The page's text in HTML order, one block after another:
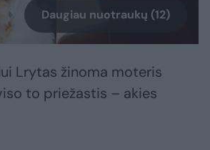
Daugiau nuotraukų (12)
Lrytas žinoma moteris
to priežastis – akies